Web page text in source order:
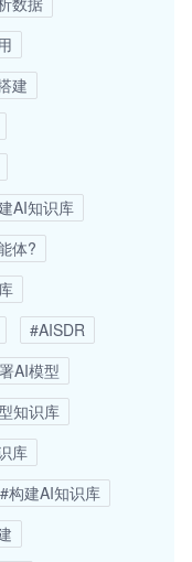
建
AI知识库
体?
#AISDR
AI模型
知识库
库
#构建AI知识库